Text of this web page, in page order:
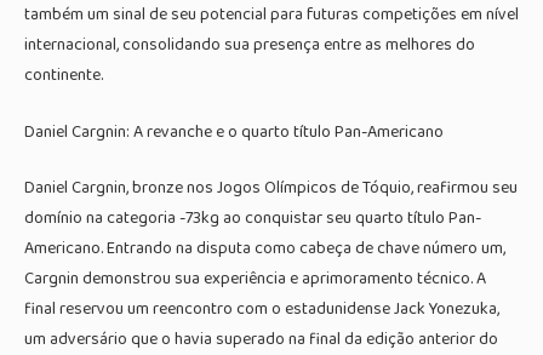
também um sinal de seu potencial para futuras competições em nível
internacional, consolidando sua presença entre as melhores do
continente.
Daniel Cargnin: A revanche e o quarto título Pan-Americano
Daniel Cargnin, bronze nos Jogos Olímpicos de Tóquio, reafirmou seu
domínio na categoria -73kg ao conquistar seu quarto título Pan-
Americano. Entrando na disputa como cabeça de chave número um,
Cargnin demonstrou sua experiência e aprimoramento técnico. A
final reservou um reencontro com o estadunidense Jack Yonezuka,
um adversário que o havia superado na final da edição anterior do